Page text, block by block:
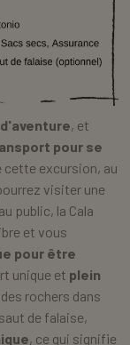
, et
pour se
cette excursion, au
visiter une
public, la Cala
et vous
pour être
unique et plein
rochers dans
de falaise,
, ce qui signifie